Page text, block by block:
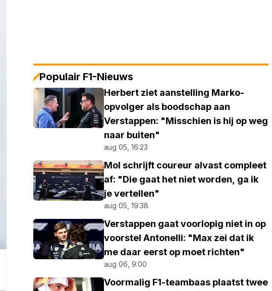
Populair F1-Nieuws
Herbert ziet aanstelling Marko-
opvolger als boodschap aan
Verstappen: "Misschien is hij op weg
naar buiten"
aug 05, 16:23
Mol schrijft coureur alvast compleet
af: "Die gaat het niet worden, ga ik
je vertellen"
aug 05, 19:38
Verstappen gaat voorlopig niet in op
voorstel Antonelli: "Max zei dat ik
me daar eerst op moet richten"
aug 06, 9:00
Voormalig F1-teambaas plaatst twee